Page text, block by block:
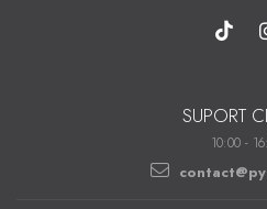
SUPORT
10:00 -